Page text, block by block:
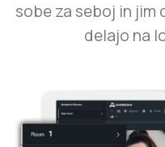
sobe za seboj in
delajo na